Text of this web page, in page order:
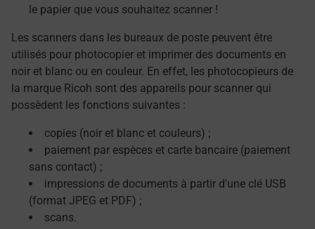
le papier que vous souhaitez scanner !
Les scanners dans les bureaux de poste peuvent être
utilisés pour photocopier et imprimer des documents en
noir et blanc ou en couleur. En effet, les photocopieurs de
la marque Ricoh sont des appareils pour scanner qui
possèdent les fonctions suivantes :
copies (noir et blanc et couleurs) ;
paiement par espèces et carte bancaire (paiement
sans contact) ;
impressions de documents à partir d'une clé USB
(format JPEG et PDF) ;
scans.